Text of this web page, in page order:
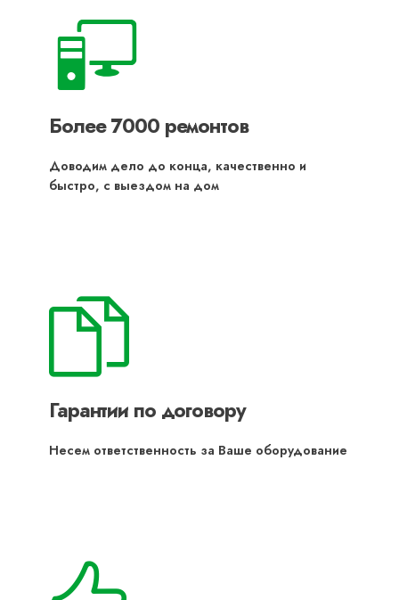
Более 7000 ремонтов
Доводим дело до конца, качественно и
быстро, с выездом на дом
Гарантии по договору
Несем ответственность за Ваше оборудование